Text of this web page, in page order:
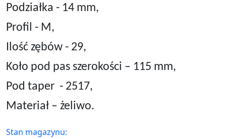
Podziałka - 14 mm,
Profil - M,
Ilość zębów - 29,
Koło pod pas szerokości – 115 mm,
Pod taper - 2517,
Materiał – żeliwo.
Stan magazynu: